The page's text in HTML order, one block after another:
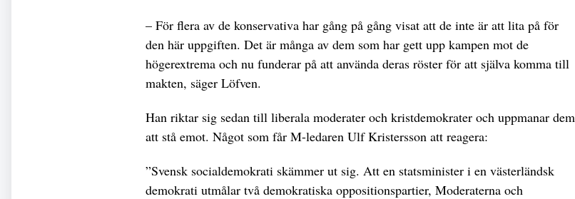
– För flera av de konservativa har gång på gång visat att de inte är att lita på för
den här uppgiften. Det är många av dem som har gett upp kampen mot de
högerextrema och nu funderar på att använda deras röster för att själva komma till
makten, säger Löfven.
Han riktar sig sedan till liberala moderater och kristdemokrater och uppmanar dem
att stå emot. Något som får M-ledaren Ulf Kristersson att reagera:
”Svensk socialdemokrati skämmer ut sig. ‪Att en statsminister i en västerländsk
demokrati utmålar två demokratiska oppositionspartier, Moderaterna och